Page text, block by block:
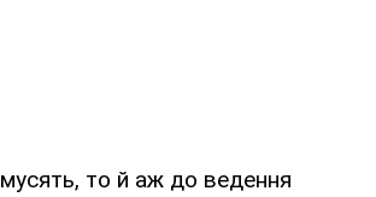
то й аж до ведення